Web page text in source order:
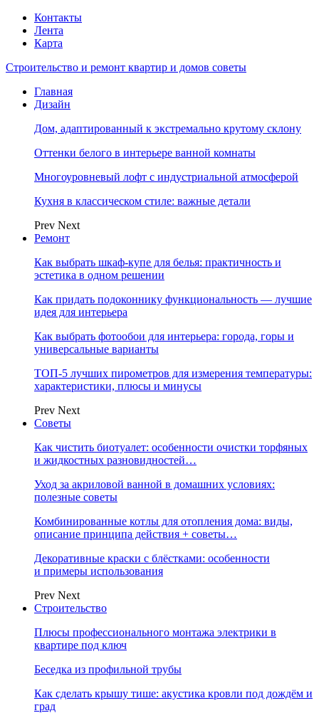
Контакты
Лента
Карта
Строительство и ремонт квартир и домов советы
Главная
Дизайн
Дом, адаптированный к экстремально крутому склону
Оттенки белого в интерьере ванной комнаты
Многоуровневый лофт с индустриальной атмосферой
Кухня в классическом стиле: важные детали
Prev Next
Ремонт
Как выбрать шкаф-купе для белья: практичность и
эстетика в одном решении
Как придать подоконнику функциональность — лучшие
идея для интерьера
Как выбрать фотообои для интерьера: города, горы и
универсальные варианты
ТОП-5 лучших пирометров для измерения температуры:
характеристики, плюсы и минусы
Prev Next
Советы
Как чистить биотуалет: особенности очистки торфяных
и жидкостных разновидностей…
Уход за акриловой ванной в домашних условиях:
полезные советы
Комбинированные котлы для отопления дома: виды,
описание принципа действия + советы…
Декоративные краски с блёстками: особенности
и примеры использования
Prev Next
Строительство
Плюсы профессионального монтажа электрики в
квартире под ключ
Беседка из профильной трубы
Как сделать крышу тише: акустика кровли под дождём и
град